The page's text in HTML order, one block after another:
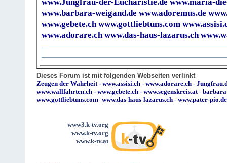
www.barbara-weigand.de www.adoremus.de
www.gebete.ch www.gottliebtuns.com
www.adorare.ch www.das-haus-lazarus.ch
Dieses Forum ist mit folgenden Webseiten verlinkt
Zeugen der Wahrheit- www.assisi.ch - www.adorare.ch -
www.wallfahrten.ch - www.gebete.ch - www.segenskreis.at-
www.gottliebtuns.com- www.das-haus-lazarus.ch - www.pater-pio.de
www3.k-tv.org
www.k-tv.org
www.k-tv.at